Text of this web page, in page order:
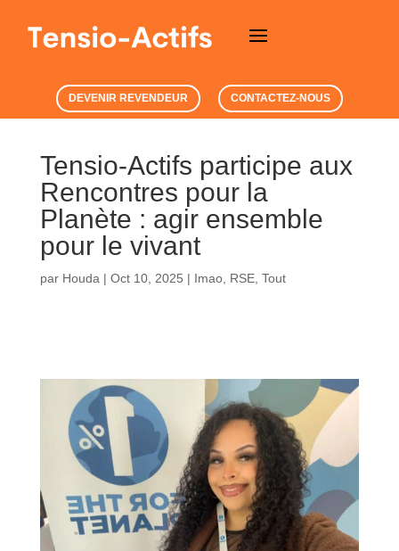
DEVENIR REVENDEUR CONTACTEZ-NOUS
Tensio-Actifs participe aux
Rencontres pour la
Planète : agir ensemble
pour le vivant
par Houda | Oct 10, 2025 | Imao, RSE, Tout